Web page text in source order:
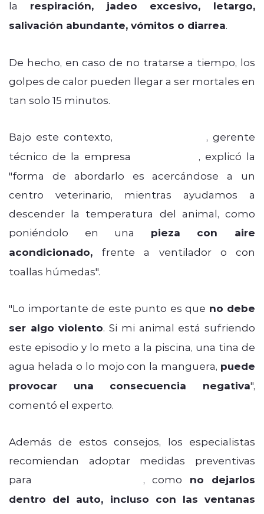
la respiración, jadeo excesivo, letargo,
salivación abundante, vómitos o diarrea.
De hecho, en caso de no tratarse a tiempo, los
golpes de calor pueden llegar a ser mortales en
tan solo 15 minutos.
Bajo este contexto,
, gerente
técnico de la empresa
, explicó la
"forma de abordarlo es acercándose a un
centro veterinario, mientras ayudamos a
descender la temperatura del animal, como
poniéndolo en una pieza con aire
acondicionado, frente a ventilador o con
toallas húmedas".
"Lo importante de este punto es que no debe
ser algo violento. Si mi animal está sufriendo
este episodio y lo meto a la piscina, una tina de
agua helada o lo mojo con la manguera, puede
provocar una consecuencia negativa",
comentó el experto.
Además de estos consejos, los especialistas
recomiendan adoptar medidas preventivas
para
, como no dejarlos
dentro del auto, incluso con las ventanas